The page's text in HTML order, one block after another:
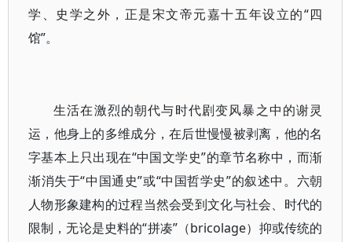
学、史学之外，正是宋文帝元嘉十五年设立的“四
馆”。
生活在激烈的朝代与时代剧变风暴之中的谢灵
运，他身上的多维成分，在后世慢慢被剥离，他的名
字基本上只出现在“中国文学史”的章节名称中，而渐
渐消失于“中国通史”或“中国哲学史”的叙述中。六朝
人物形象建构的过程当然会受到文化与社会、时代的
限制，无论是史料的“拼凑”（bricolage）抑或传统的